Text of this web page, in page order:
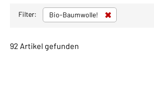
Filter: Bio-Baumwolle!
92 Artikel gefunden